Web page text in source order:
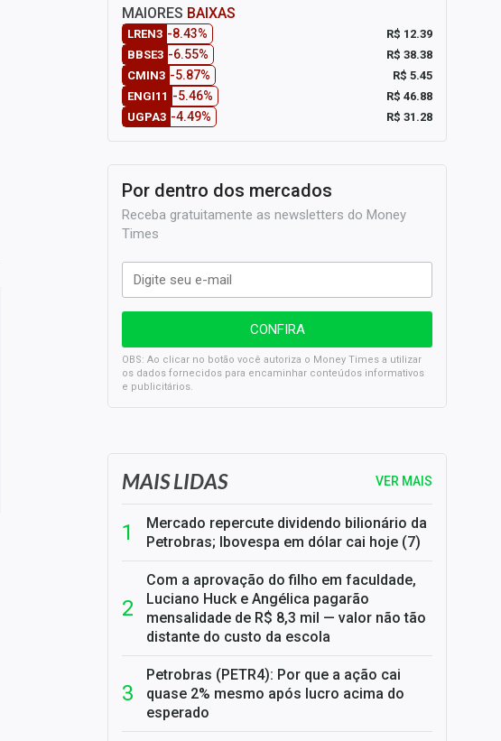
MAIORES BAIXAS
LREN3 -8.43%
R$ 12.39
BBSE3 -6.55%
R$ 38.38
CMIN3 -5.87%
R$ 5.45
ENGI11 -5.46%
R$ 46.88
UGPA3 -4.49% R$ 31.28
Por dentro dos mercados
Receba gratuitamente as newsletters do Money
Times
OBS: Ao clicar no botão você autoriza o Money Times a utilizar
os dados fornecidos para encaminhar conteúdos informativos
e publicitários.
SELIC em 14%: A repercussão da decisão sobre os JUROS
MAIS LIDAS VER MAIS
Mercado repercute dividendo bilionário da
Petrobras; Ibovespa em dólar cai hoje (7)
Com a aprovação do filho em faculdade,
Luciano Huck e Angélica pagarão
mensalidade de R$ 8,3 mil — valor não tão
distante do custo da escola
Petrobras (PETR4): Por que a ação cai
quase 2% mesmo após lucro acima do
esperado